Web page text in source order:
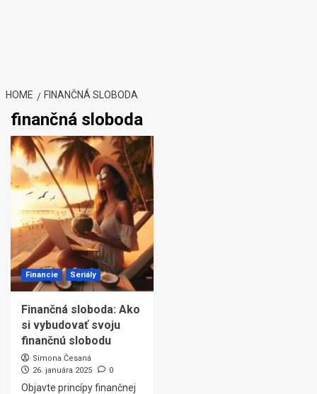
HOME FINANČNÁ SLOBODA
finančná sloboda
Financie Seriály
Finančná sloboda: Ako
si vybudovať svoju
finančnú slobodu
Simona Česaná
26. januára 2025
0
Objavte princípy finančnej